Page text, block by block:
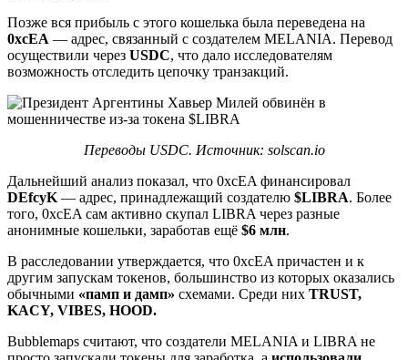
Позже вся прибыль с этого кошелька была переведена на
0xcEA — адрес, связанный с создателем MELANIA. Перевод
осуществили через USDC, что дало исследователям
возможность отследить цепочку транзакций.
Переводы USDC. Источник: solscan.io
Дальнейший анализ показал, что 0xcEA финансировал
DEfcyK — адрес, принадлежащий создателю $LIBRA. Более
того, 0xcEA сам активно скупал LIBRA через разные
анонимные кошельки, заработав ещё $6 млн.
В расследовании утверждается, что 0xcEA причастен и к
другим запускам токенов, большинство из которых оказались
обычными «памп и дамп» схемами. Среди них TRUST,
KACY, VIBES, HOOD.
Bubblemaps считают, что создатели MELANIA и LIBRA не